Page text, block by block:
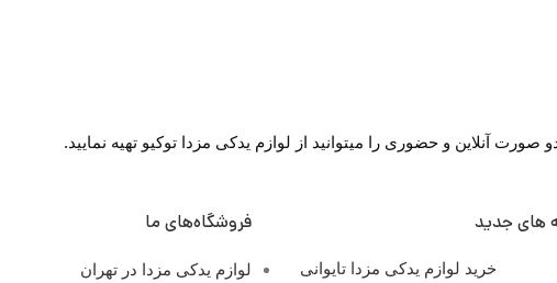
آنلاین و حضوری را میتوانید از لوازم یدکی مزدا توکیو تهیه نمایید.
های جدید
خرید لوازم یدکی مزدا تایوانی
فروشگاه‌های ما
لوازم یدکی مزدا در تهران